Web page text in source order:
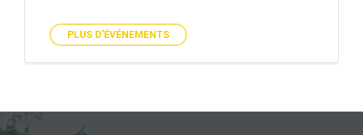
PLUS D'ÉVÉNEMENTS